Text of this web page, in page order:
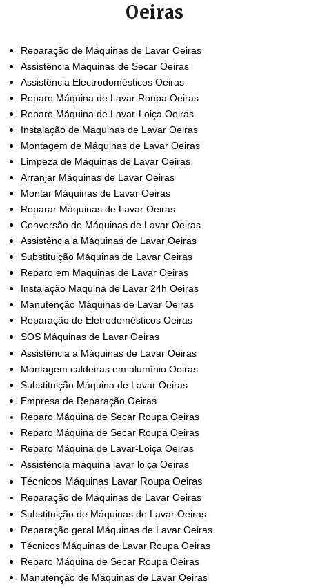
Oeiras
Reparação de Máquinas de Lavar Oeiras
Assistência Máquinas de Secar Oeiras
Assistência Electrodomésticos Oeiras
Reparo Máquina de Lavar Roupa Oeiras
Reparo Máquina de Lavar-Loiça Oeiras
Instalação de Maquinas de Lavar Oeiras
Montagem de Máquinas de Lavar Oeiras
Limpeza de Máquinas de Lavar Oeiras
Arranjar Máquinas de Lavar Oeiras
Montar Máquinas de Lavar Oeiras
Reparar Máquinas de Lavar Oeiras
Conversão de Máquinas de Lavar Oeiras
Assistência a Máquinas de Lavar Oeiras
Substituição Máquinas de Lavar Oeiras
Reparo em Maquinas de Lavar Oeiras
Instalação Maquina de Lavar 24h Oeiras
Manutenção Máquinas de Lavar Oeiras
Reparação de Eletrodomésticos Oeiras
SOS Máquinas de Lavar Oeiras
Assistência a Máquinas de Lavar Oeiras
Montagem caldeiras em alumínio Oeiras
Substituição Máquina de Lavar Oeiras
Empresa de Reparação Oeiras
Reparo Máquina de Secar Roupa Oeiras
Reparo Máquina de Secar Roupa Oeiras
Reparo Máquina de Lavar-Loiça Oeiras
Assistência máquina lavar loiça Oeiras
Técnicos Máquinas Lavar Roupa Oeiras
Reparação de Máquinas de Lavar Oeiras
Substituição de Máquinas de Lavar Oeiras
Reparação geral Máquinas de Lavar Oeiras
Técnicos Máquinas de Lavar Roupa Oeiras
Reparo Máquina de Secar Roupa Oeiras
Manutenção de Máquinas de Lavar Oeiras